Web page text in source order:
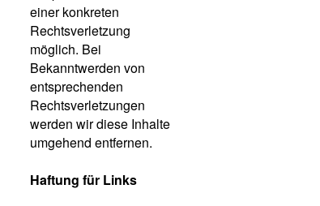
einer konkreten
Rechtsverletzung
möglich. Bei
Bekanntwerden von
entsprechenden
Rechtsverletzungen
werden wir diese Inhalte
umgehend entfernen.
Haftung für Links